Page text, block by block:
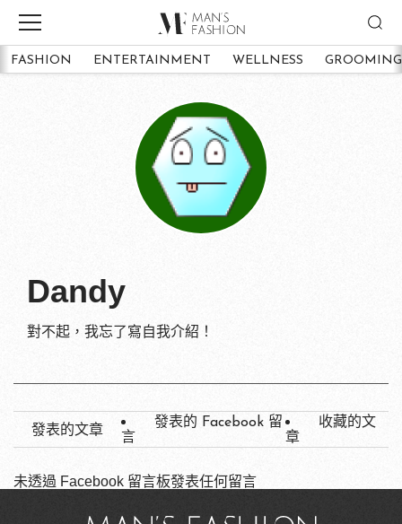
FASHION ENTERTAINMENT WELLNESS GROOMING
Dandy
對不起，我忘了寫自我介紹！
發表的文章
發表的 Facebook 留
言
收藏的文
章
未透過 Facebook 留言板發表任何留言